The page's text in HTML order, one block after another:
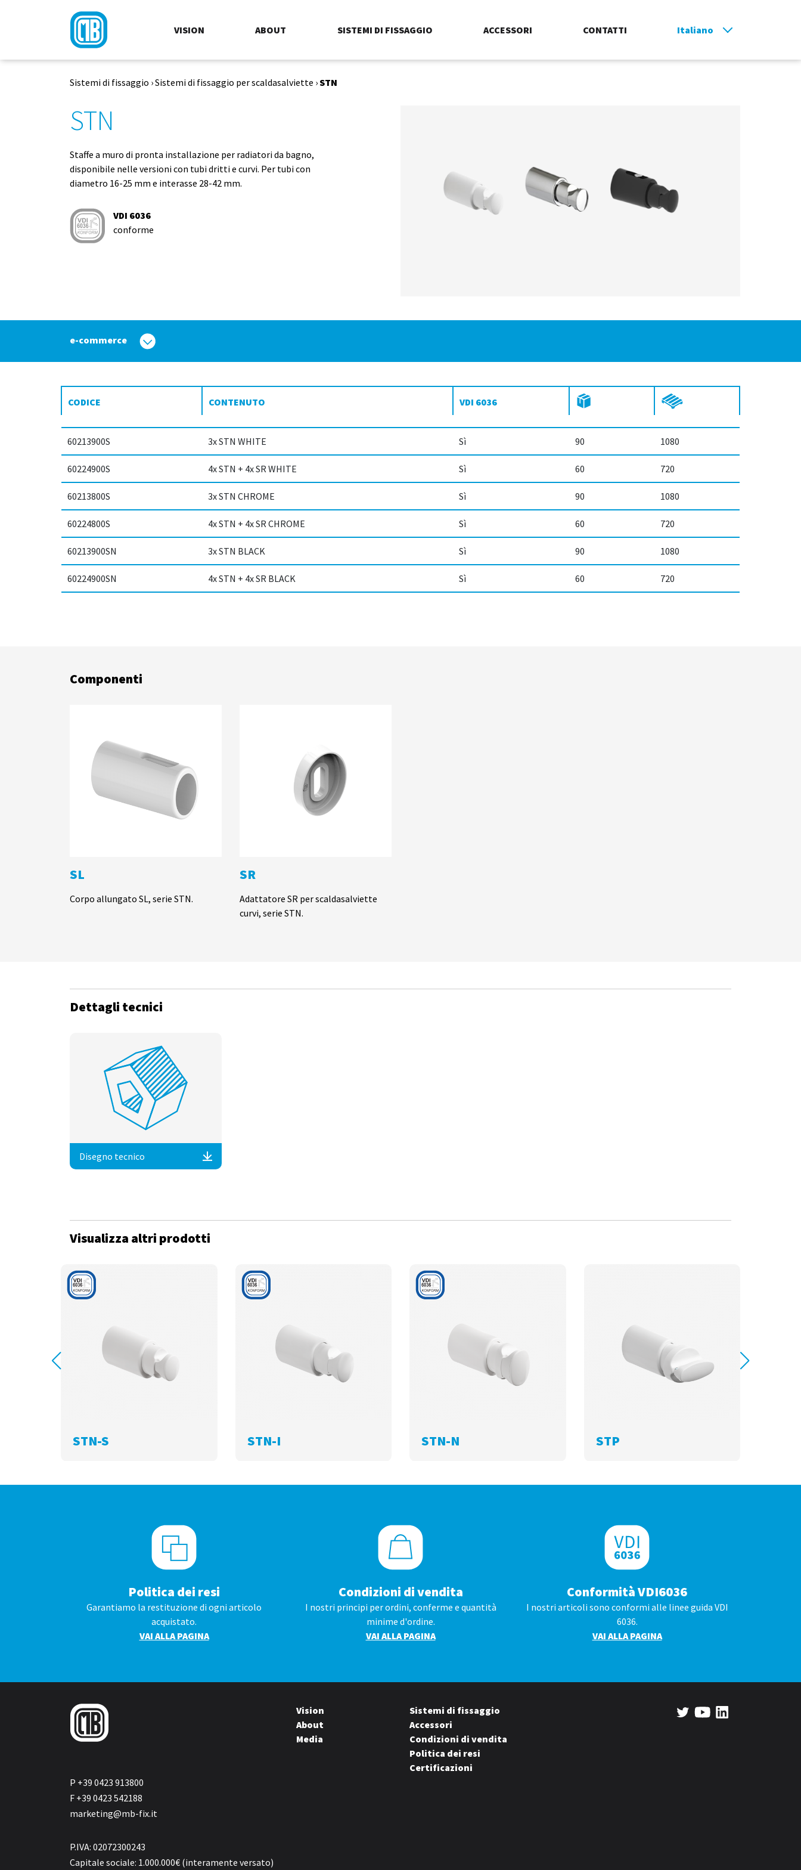
VISION ABOUT SISTEMI DI FISSAGGIO ACCESSORI CONTATTI Italiano
Sistemi di fissaggio ›Sistemi di fissaggio per scaldasalviette ›STN
STN
Staffe a muro di pronta installazione per radiatori da bagno,
disponibile nelle versioni con tubi dritti e curvi. Per tubi con
diametro 16-25 mm e interasse 28-42 mm.
VDI 6036
conforme
e-commerce
CODICE CONTENUTO VDI 6036
60213900S 3x STN WHITE Sì 90 1080
60224900S 4x STN + 4x SR WHITE Sì 60 720
60213800S 3x STN CHROME Sì 90 1080
60224800S 4x STN + 4x SR CHROME Sì 60 720
60213900SN 3x STN BLACK Sì 90 1080
60224900SN 4x STN + 4x SR BLACK Sì 60 720
Componenti
SL
Corpo allungato SL, serie STN.
SR
Adattatore SR per scaldasalviette
curvi, serie STN.
Dettagli tecnici
Disegno tecnico
Visualizza altri prodotti
STN-S STN-I STN-N STP
Politica dei resi
Garantiamo la restituzione di ogni articolo
acquistato.
VAI ALLA PAGINA
Condizioni di vendita
I nostri principi per ordini, conferme e quantità
minime d'ordine.
VAI ALLA PAGINA
Conformità VDI6036
I nostri articoli sono conformi alle linee guida VDI
6036.
VAI ALLA PAGINA
P +39 0423 913800
F +39 0423 542188
marketing@mb-fix.it
P.IVA: 02072300243
Capitale sociale: 1.000.000€ (interamente versato)
Vision
About
Media
Sistemi di fissaggio
Accessori
Condizioni di vendita
Politica dei resi
Certificazioni